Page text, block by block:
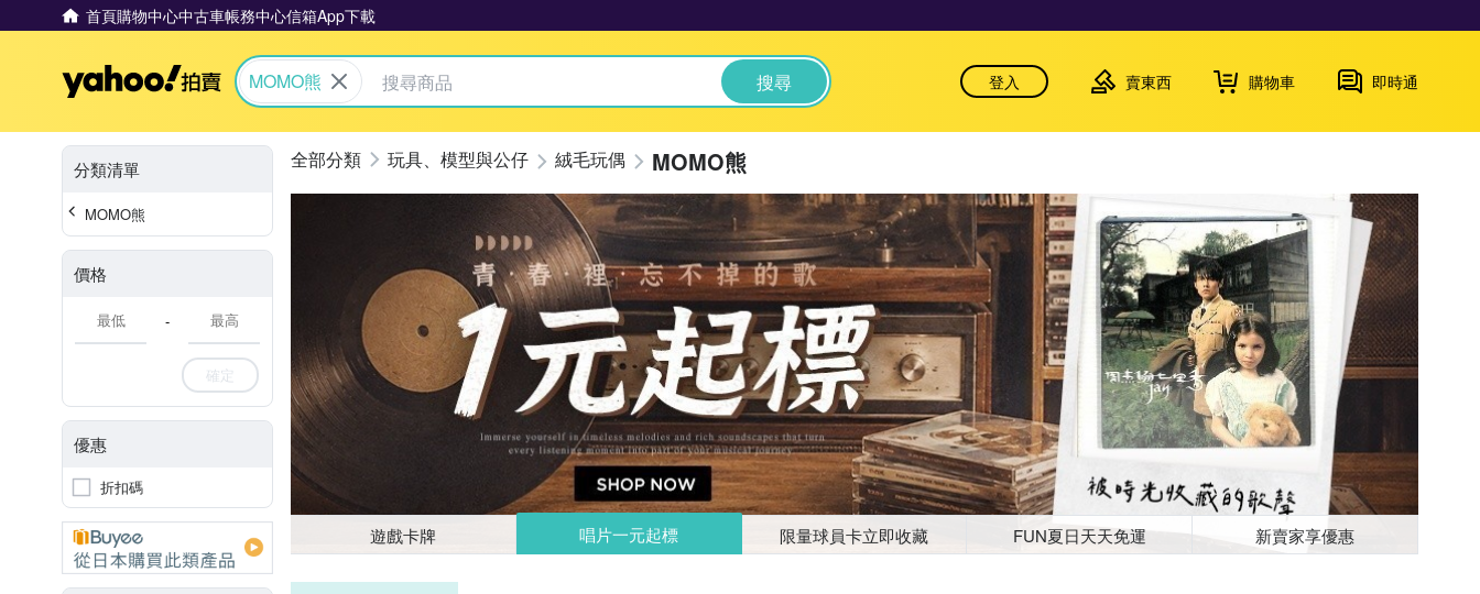
首頁購物中心中古車帳務中心信箱App下載
Yahoo拍賣
MOMO熊 搜尋 登入 賣東西 購物車 即時通
分類清單
MOMO熊
價格
-
確定
優惠
折扣碼
玩具、模型與公仔 絨毛玩偶 MOMO熊
遊戲卡牌 唱片一元起標 限量球員卡立即收藏 FUN夏日天天免運 新賣家享優惠